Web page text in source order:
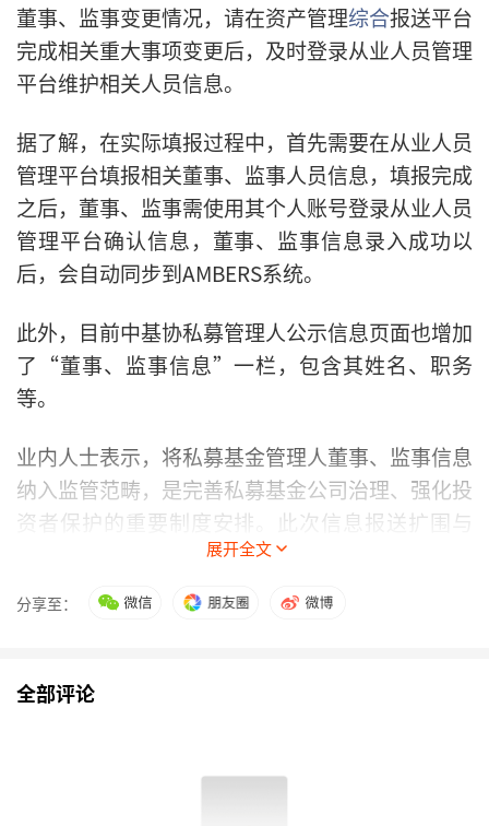
董事、监事变更情况，请在资产管理综合报送平台
完成相关重大事项变更后，及时登录从业人员管理
平台维护相关人员信息。
据了解，在实际填报过程中，首先需要在从业人员
管理平台填报相关董事、监事人员信息，填报完成
之后，董事、监事需使用其个人账号登录从业人员
管理平台确认信息，董事、监事信息录入成功以
后，会自动同步到AMBERS系统。
此外，目前中基协私募管理人公示信息页面也增加
了“董事、监事信息”一栏，包含其姓名、职务
等。
业内人士表示，将私募基金管理人董事、监事信息
纳入监管范畴，是完善私募基金公司治理、强化投
资者保护的重要制度安排。此次信息报送扩围与
《私募投资基金信息披露监督管理办法》形成制度
合力，实现了从“管机构”到“管人”、“管行
为”的监管升级。
今年2月，中国证监会发布《私募投资基金信息披
露监督管理办法》（下称《信披办法》），自
四条，从信息披露基本要求、定期报告、临时报告
展开全文
分享至：
全部评论